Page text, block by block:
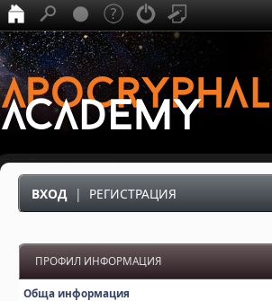
ВХОД | РЕГИСТРАЦИЯ
ПРОФИЛ ИНФОРМАЦИЯ
Обща информация